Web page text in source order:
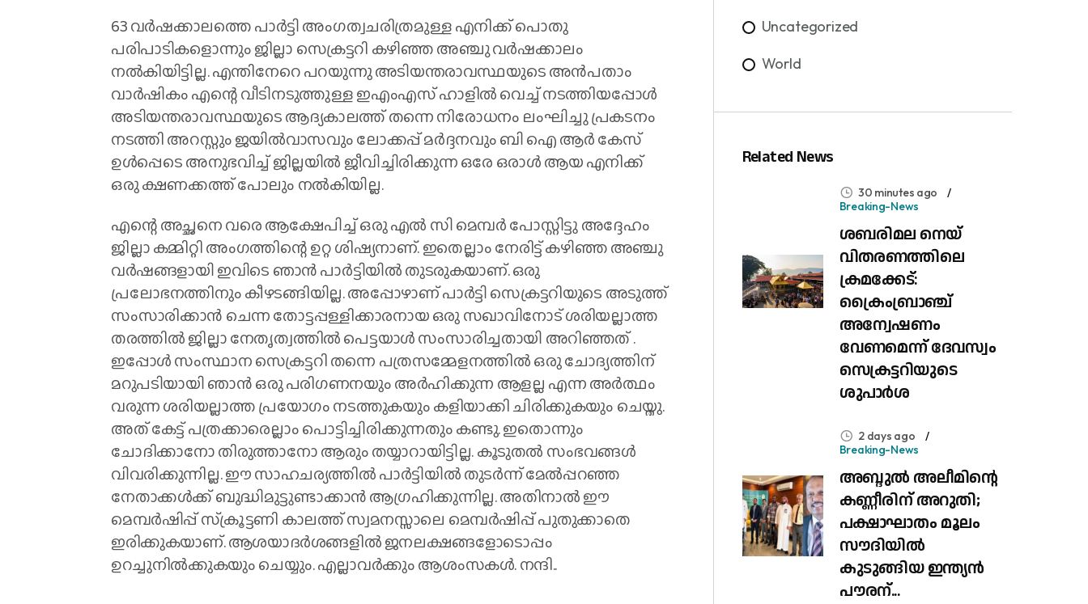
63 വര്‍ഷക്കാലത്തെ പാര്‍ട്ടി അംഗത്വചരിത്രമുള്ള എനിക്ക് പൊതു
പരിപാടികളൊന്നും ജില്ലാ സെക്രട്ടറി കഴിഞ്ഞ അഞ്ചു വര്‍ഷക്കാലം
നല്‍കിയിട്ടില്ല. എന്തിനേറെ പറയുന്നു അടിയന്തരാവസ്ഥയുടെ അന്‍പതാം
വാര്‍ഷികം എന്റെ വീടിനടുത്തുള്ള ഇഎംഎസ് ഹാളില്‍ വെച്ച് നടത്തിയപ്പോള്‍
അടിയന്തരാവസ്ഥയുടെ ആദ്യകാലത്ത് തന്നെ നിരോധനം ലംഘിച്ചു പ്രകടനം
നടത്തി അറസ്റ്റും ജയില്‍വാസവും ലോക്കപ്പ് മര്‍ദ്ദനവും ബി ഐ ആര്‍ കേസ്
ഉള്‍പ്പെടെ അനുഭവിച്ച് ജില്ലയില്‍ ജീവിച്ചിരിക്കുന്ന ഒരേ ഒരാള്‍ ആയ എനിക്ക്
ഒരു ക്ഷണക്കത്ത് പോലും നല്‍കിയില്ല.
എന്റെ അച്ഛനെ വരെ ആക്ഷേപിച്ച് ഒരു എല്‍ സി മെമ്പര്‍ പോസ്റ്റിട്ടു അദ്ദേഹം
ജില്ലാ കമ്മിറ്റി അംഗത്തിന്റെ ഉറ്റ ശിഷ്യനാണ്. ഇതെല്ലാം നേരിട്ട് കഴിഞ്ഞ അഞ്ചു
വര്‍ഷങ്ങളായി ഇവിടെ ഞാന്‍ പാര്‍ട്ടിയില്‍ തുടരുകയാണ്. ഒരു
പ്രലോഭനത്തിനും കീഴടങ്ങിയില്ല. അപ്പോഴാണ് പാര്‍ട്ടി സെക്രട്ടറിയുടെ അടുത്ത്
സംസാരിക്കാന്‍ ചെന്ന തോട്ടപ്പള്ളിക്കാരനായ ഒരു സഖാവിനോട് ശരിയല്ലാത്ത
തരത്തില്‍ ജില്ലാ നേതൃത്വത്തില്‍ പെട്ടയാള്‍ സംസാരിച്ചതായി അറിഞ്ഞത് .
ഇപ്പോള്‍ സംസ്ഥാന സെക്രട്ടറി തന്നെ പത്രസമ്മേളനത്തില്‍ ഒരു ചോദ്യത്തിന്
മറുപടിയായി ഞാന്‍ ഒരു പരിഗണനയും അര്‍ഹിക്കുന്ന ആളല്ല എന്ന അര്‍ത്ഥം
വരുന്ന ശരിയല്ലാത്ത പ്രയോഗം നടത്തുകയും കളിയാക്കി ചിരിക്കുകയും ചെയ്തു.
അത് കേട്ട് പത്രക്കാരെല്ലാം പൊട്ടിച്ചിരിക്കുന്നതും കണ്ടു. ഇതൊന്നും
ചോദിക്കാനോ തിരുത്താനോ ആരും തയ്യാറായിട്ടില്ല. കൂടുതല്‍ സംഭവങ്ങള്‍
വിവരിക്കുന്നില്ല. ഈ സാഹചര്യത്തില്‍ പാര്‍ട്ടിയില്‍ തുടര്‍ന്ന് മേല്‍പ്പറഞ്ഞ
നേതാക്കള്‍ക്ക് ബുദ്ധിമുട്ടുണ്ടാക്കാന്‍ ആഗ്രഹിക്കുന്നില്ല. അതിനാല്‍ ഈ
മെമ്പര്‍ഷിപ്പ് സ്‌ക്രൂട്ടണി കാലത്ത് സ്വമനസ്സാലെ മെമ്പര്‍ഷിപ്പ് പുതുക്കാതെ
ഇരിക്കുകയാണ്. ആശയാദര്‍ശങ്ങളില്‍ ജനലക്ഷങ്ങളോടൊപ്പം
ഉറച്ചുനില്‍ക്കുകയും ചെയ്യും. എല്ലാവര്‍ക്കും ആശംസകള്‍. നന്ദി..
Uncategorized
World
Related News
30 minutes ago
Breaking-News
ശബരിമല നെയ്
വിതരണത്തിലെ
ക്രമക്കേട്:
ക്രൈംബ്രാഞ്ച്
അന്വേഷണം
വേണമെന്ന് ദേവസ്വം
സെക്രട്ടറിയുടെ
ശുപാർശ
2 days ago
Breaking-News
അബ്ദുൽ അലീമിന്റെ
കണ്ണീരിന് അറുതി;
പക്ഷാഘാതം മൂലം
സൗദിയിൽ
കുടുങ്ങിയ ഇന്ത്യൻ
പൗരന്...